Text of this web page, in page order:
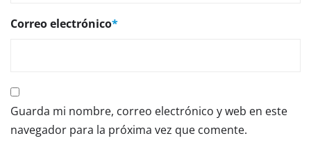
Correo electrónico*
Guarda mi nombre, correo electrónico y web en este
navegador para la próxima vez que comente.